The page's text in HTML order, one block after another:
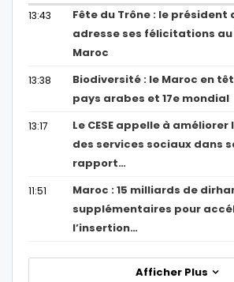
13:43
Fête du Trône : le président
adresse ses félicitations au
Maroc
13:38
Biodiversité : le Maroc en
pays arabes et 17e mondial
13:17
Le CESE appelle à
des services sociaux dans
rapport…
11:51
Maroc : 15 milliards de
supplémentaires pour
l’insertion…
Afficher Plus